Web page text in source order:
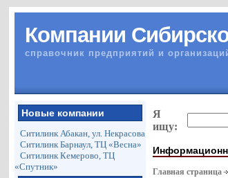
Компании
справочник предприятий и
Новые компании
Ситилинк Абакан, ул. Некрасова
Ситилинк Барнаул, ТЦ «Весна»
Ситилинк Кемерово, ТЦ
«Спутник»
Я
ищу:
Главная страница